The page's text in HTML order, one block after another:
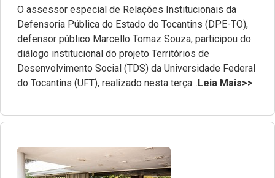
O assessor especial de Relações Institucionais da
Defensoria Pública do Estado do Tocantins (DPE-TO),
defensor público Marcello Tomaz Souza, participou do
diálogo institucional do projeto Territórios de
Desenvolvimento Social (TDS) da Universidade Federal
do Tocantins (UFT), realizado nesta terça...Leia Mais>>